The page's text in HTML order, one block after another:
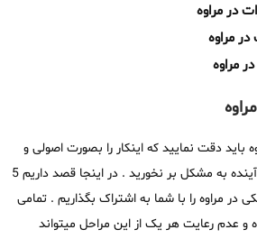
در مراوه
در مراوه
مراوه
باید دقت نمایید که اینکار را بصورت اصولی و
قانونی انجام دهید که در آینده به مشکل بر نخورید . در اینجا قصد داریم 5
در مراوه را با شما به اشتراک بگذاریم . تمامی
و عدم رعایت هر یک از این مراحل میتواند